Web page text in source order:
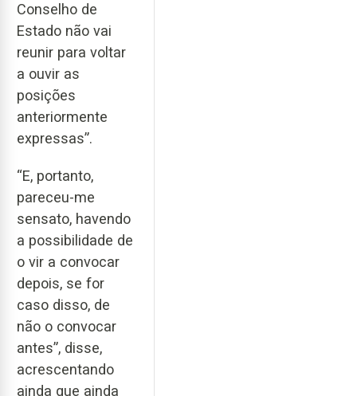
Conselho de
Estado não vai
reunir para voltar
a ouvir as
posições
anteriormente
expressas”.
“E, portanto,
pareceu-me
sensato, havendo
a possibilidade de
o vir a convocar
depois, se for
caso disso, de
não o convocar
antes”, disse,
acrescentando
ainda que ainda